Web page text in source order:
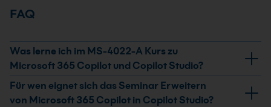
FAQ
Was lerne ich im MS-4022-A Kurs zu
Microsoft 365 Copilot und Copilot Studio?
Du lernst, wie du Microsoft 365 Copilot mit deklarativen
Agents in Copilot Studio erweiterst. Dazu gehören
Für wen eignet sich das Seminar Erweitern
von Microsoft 365 Copilot in Copilot Studio?